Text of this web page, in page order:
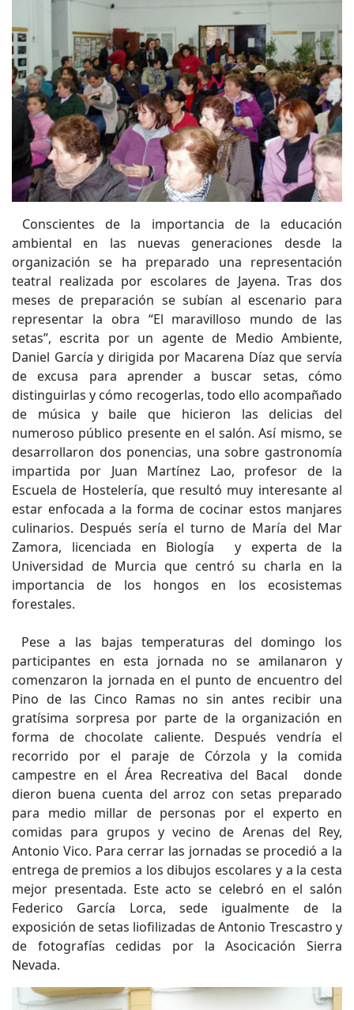
Conscientes de la importancia de la educación
ambiental en las nuevas generaciones desde la
organización se ha preparado una representación
teatral realizada por escolares de Jayena. Tras dos
meses de preparación se subían al escenario para
representar la obra “El maravilloso mundo de las
setas”, escrita por un agente de Medio Ambiente,
Daniel García y dirigida por Macarena Díaz que servía
de excusa para aprender a buscar setas, cómo
distinguirlas y cómo recogerlas, todo ello acompañado
de música y baile que hicieron las delicias del
numeroso público presente en el salón. Así mismo, se
desarrollaron dos ponencias, una sobre gastronomía
impartida por Juan Martínez Lao, profesor de la
Escuela de Hostelería, que resultó muy interesante al
estar enfocada a la forma de cocinar estos manjares
culinarios. Después sería el turno de María del Mar
Zamora, licenciada en Biología y experta de la
Universidad de Murcia que centró su charla en la
importancia de los hongos en los ecosistemas
forestales.
Pese a las bajas temperaturas del domingo los
participantes en esta jornada no se amilanaron y
comenzaron la jornada en el punto de encuentro del
Pino de las Cinco Ramas no sin antes recibir una
gratísima sorpresa por parte de la organización en
forma de chocolate caliente. Después vendría el
recorrido por el paraje de Córzola y la comida
campestre en el Área Recreativa del Bacal donde
dieron buena cuenta del arroz con setas preparado
para medio millar de personas por el experto en
comidas para grupos y vecino de Arenas del Rey,
Antonio Vico. Para cerrar las jornadas se procedió a la
entrega de premios a los dibujos escolares y a la cesta
mejor presentada. Este acto se celebró en el salón
Federico García Lorca, sede igualmente de la
exposición de setas liofilizadas de Antonio Trescastro y
de fotografías cedidas por la Asocicación Sierra
Nevada.